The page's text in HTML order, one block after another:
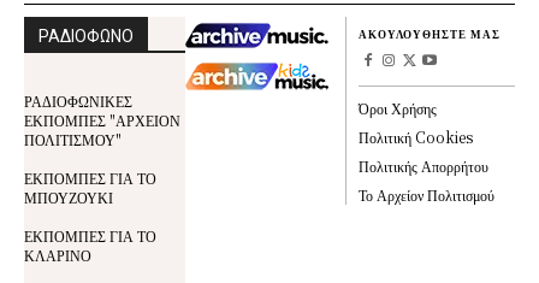
ΡΑΔΙΟΦΩΝΟ
ΡΑΔΙΟΦΩΝΙΚΕΣ
ΕΚΠΟΜΠΕΣ "ΑΡΧΕΙΟΝ
ΠΟΛΙΤΙΣΜΟΥ"
ΕΚΠΟΜΠΕΣ ΓΙΑ ΤΟ
ΜΠΟΥΖΟΥΚΙ
ΕΚΠΟΜΠΕΣ ΓΙΑ ΤΟ
ΚΛΑΡΙΝΟ
ΑΚΟΥΛΟΥΘΗΣΤΕ ΜΑΣ
Όροι Χρήσης
Πολιτική Cookies
Πολιτικής Απορρήτου
Το Αρχείον Πολιτισμού